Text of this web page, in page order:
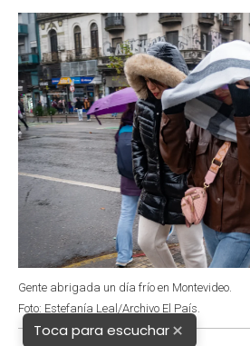
k
p
n
Gente abrigada un día frío en Montevideo.
Foto: Estefanía Leal/Archivo El País.
Toca para escuchar×